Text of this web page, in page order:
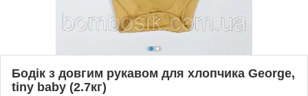
Бодік з довгим рукавом для хлопчика George,
tiny baby (2.7кг)